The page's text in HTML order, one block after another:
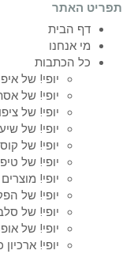
תפריט האתר
דף הבית
מי אנחנו
כל הכתבות
יופי! של
יופי! של
יופי! של
יופי! של
יופי! של
יופי! של
יופי!
יופי! של
יופי! של
יופי! של
יופי!